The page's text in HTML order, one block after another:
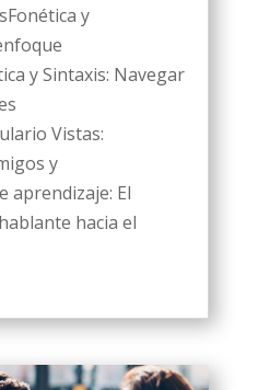
y
y Sintaxis: Navegar
Vistas:
y
aprendizaje: El
hacia el